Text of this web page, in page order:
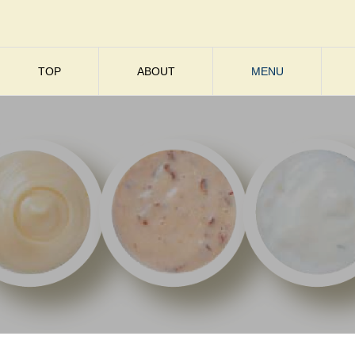
TOP ABOUT MENU